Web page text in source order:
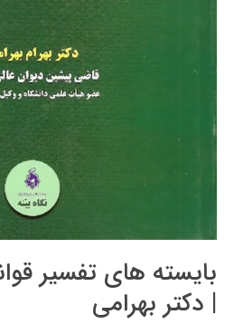
بایسته های تفسیر
| دکتر بهرامی